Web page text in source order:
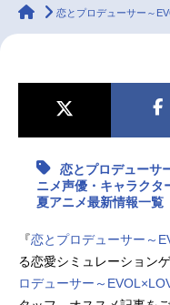
ラジオ
最新記事一覧
アニメ映画一覧
今期アニメ曜日別一覧
animateTimes
恋とプロデューサー～
恋とプロデューサ
ニメ声優・キャラクタ
夏アニメ最新情報一覧
『恋とプロデューサー～
る恋愛シミュレーション
ロデューサー～